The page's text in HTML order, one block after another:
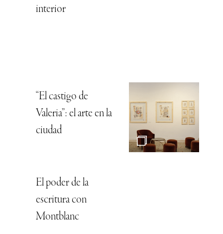
interior
“El castigo de
Valeria”: el arte en la
ciudad
El poder de la
escritura con
Montblanc